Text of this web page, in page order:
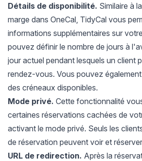
Détails de disponibilité. Similaire à
marge dans OneCal, TidyCal vous
informations supplémentaires sur
pouvez définir le nombre de jours à
jour actuel pendant lesquels un client
rendez-vous. Vous pouvez
des créneaux disponibles.
Mode privé. Cette fonctionnalité
certaines réservations cachées de
activant le mode privé. Seuls les
de réservation peuvent voir et
URL de redirection. Après la